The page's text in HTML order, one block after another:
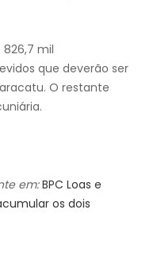
mil
que deverão ser
O restante
em: BPC Loas e
os dois